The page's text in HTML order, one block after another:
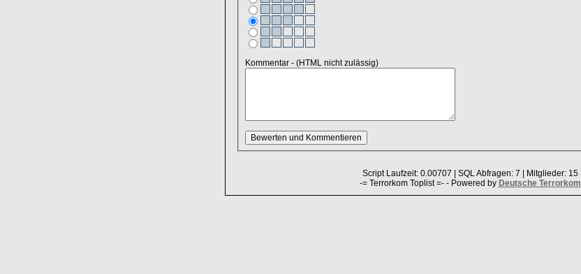
Kommentar - (HTML nicht zulässig)
Script Laufzeit: 0.00707 | SQL Abfragen: 7 | Mitglieder: 15
-= Terrorkom Toplist =- - Powered by Deutsche Terrorkom